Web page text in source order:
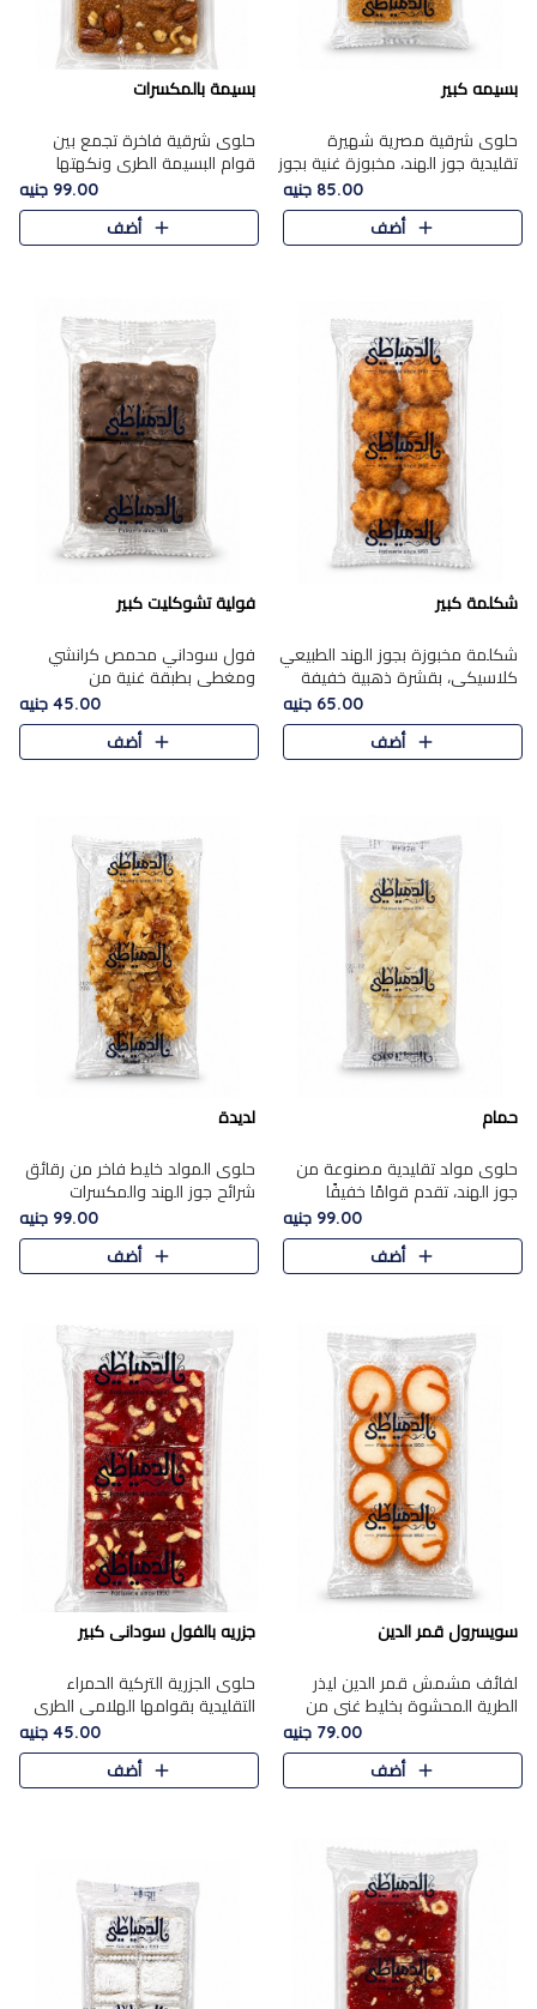
بسيمه كبير
حلوى شرقية مصرية شهيرة
تقليدية جوز الهند، مخبوزة غنية بجوز
الهند، بلمسه ذهبية وتتميز بقوامها
المرمل وطعمها اللذيذ الذي يشبه
البسبوسة. تُخبز..
85.00 جنيه
أضف
بسيمة بالمكسرات
حلوى شرقية فاخرة تجمع بين
قوام البسيمة الطري ونكهتها
الغنية، مزينة بتشكيلة مختارة من
اللوز والبندق والمكسرات الفاخرة.
مزيج متوازن من القوام ..
99.00 جنيه
أضف
شكلمة كبير
شكلمة مخبوزة بجوز الهند الطبيعي
كلاسيكي، بقشرة ذهبية خفيفة
وقلب طري رطب يذوب في الفم،
تمنحك المذاق الشرقي الحلو الأصيل
التقليدي في كل لقمة.
65.00 جنيه
أضف
فولية تشوكليت كبير
فول سوداني محمص كرانشي
ومغطى بطبقة غنية من
الشوكولاتة، يجمع بين طعم
القرمشة الأصيلة الكلاسكيكية
التقليدية للفول السوداني وحلاوة
45.00 جنيه
أضف
حمام
حلوى مولد تقليدية مصنوعة من
جوز الهند، تقدم قوامًا خفيفًا
ونكهة شرقية أصيلة تجسد روح
الـموسم الأعياد.
99.00 جنيه
أضف
لديدة
حلوى المولد خليط فاخر من رقائق
شرائح جوز الهند والمكسرات
المحمصة، متماسك بشراب حلاوة
الكراميل الخفيفة ليمنحك قرمشة
غنية ومذاقًا شرقيًا أصيلً..
99.00 جنيه
أضف
سويسرول قمر الدين
لفائف مشمش قمر الدين ليذر
الطرية المحشوة بخليط غني من
جوز الهند الأبيض والمكسرات
الفاخرة، يقدم المذاق الحلو
الطبيعي لقمر الدين و تجمع بين
79.00 جنيه
أضف
جزريه بالفول سودانى كبير
حلوى الجزرية التركية الحمراء
التقليدية بقوامها الهلامي الطري
ولونها الأحمر المميز، محشوة
بسخاء بالفول السوداني المحمص
لتمنحك توازنًا رائعًا ..
45.00 جنيه
أضف